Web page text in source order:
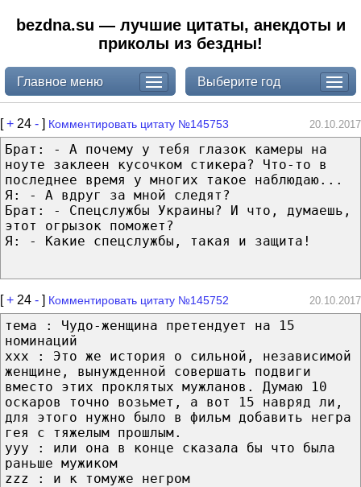
bezdna.su — лучшие цитаты, анекдоты и
приколы из бездны!
Главное меню Выберите год
[+ 24 - ] Комментировать цитату №145753 20.10.2017
Брат: - А почему у тебя глазок камеры на
ноуте заклеен кусочком стикера? Что-то в
последнее время у многих такое наблюдаю...
Я: - А вдруг за мной следят?
Брат: - Спецслужбы Украины? И что, думаешь,
этот огрызок поможет?
Я: - Какие спецслужбы, такая и защита!
[+ 24 - ] Комментировать цитату №145752 20.10.2017
тема : Чудо-женщина претендует на 15
номинаций
ххх : Это же история о сильной, независимой
женщине, вынужденной совершать подвиги
вместо этих проклятых мужланов. Думаю 10
оскаров точно возьмет, а вот 15 навряд ли,
для этого нужно было в фильм добавить негра
гея с тяжелым прошлым.
ууу : или она в конце сказала бы что была
раньше мужиком
zzz : и к томуже негром